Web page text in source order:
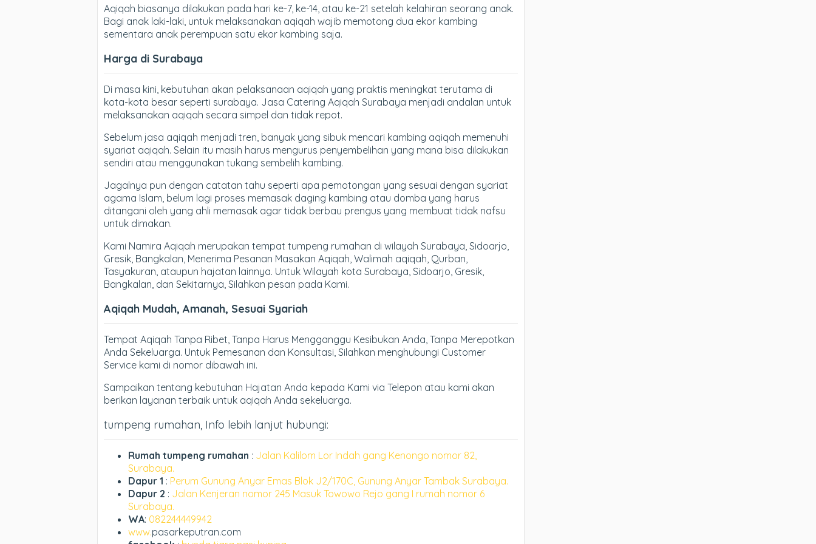
Aqiqah biasanya dilakukan pada hari ke-7, ke-14, atau ke-21 setelah kelahiran seorang anak.
Bagi anak laki-laki, untuk melaksanakan aqiqah wajib memotong dua ekor kambing
sementara anak perempuan satu ekor kambing saja.
Harga di Surabaya
Di masa kini, kebutuhan akan pelaksanaan aqiqah yang praktis meningkat terutama di
kota-kota besar seperti surabaya. Jasa Catering Aqiqah Surabaya menjadi andalan untuk
melaksanakan aqiqah secara simpel dan tidak repot.
Sebelum jasa aqiqah menjadi tren, banyak yang sibuk mencari kambing aqiqah memenuhi
syariat aqiqah. Selain itu masih harus mengurus penyembelihan yang mana bisa dilakukan
sendiri atau menggunakan tukang sembelih kambing.
Jagalnya pun dengan catatan tahu seperti apa pemotongan yang sesuai dengan syariat
agama Islam, belum lagi proses memasak daging kambing atau domba yang harus
ditangani oleh yang ahli memasak agar tidak berbau prengus yang membuat tidak nafsu
untuk dimakan.
Kami Namira Aqiqah merupakan tempat tumpeng rumahan di wilayah Surabaya, Sidoarjo,
Gresik, Bangkalan, Menerima Pesanan Masakan Aqiqah, Walimah aqiqah, Qurban,
Tasyakuran, ataupun hajatan lainnya. Untuk Wilayah kota Surabaya, Sidoarjo, Gresik,
Bangkalan, dan Sekitarnya, Silahkan pesan pada Kami.
Aqiqah Mudah, Amanah, Sesuai Syariah
Tempat Aqiqah Tanpa Ribet, Tanpa Harus Mengganggu Kesibukan Anda, Tanpa Merepotkan
Anda Sekeluarga. Untuk Pemesanan dan Konsultasi, Silahkan menghubungi Customer
Service kami di nomor dibawah ini.
Sampaikan tentang kebutuhan Hajatan Anda kepada Kami via Telepon atau kami akan
berikan layanan terbaik untuk aqiqah Anda sekeluarga.
tumpeng rumahan, Info lebih lanjut hubungi:
Rumah tumpeng rumahan : Jalan Kalilom Lor Indah gang Kenongo nomor 82,
Surabaya.
Dapur 1 : Perum Gunung Anyar Emas Blok J2/170C, Gunung Anyar Tambak Surabaya.
Dapur 2 : Jalan Kenjeran nomor 245 Masuk Towowo Rejo gang I rumah nomor 6
Surabaya.
WA: 082244449942
www.pasarkeputran.com